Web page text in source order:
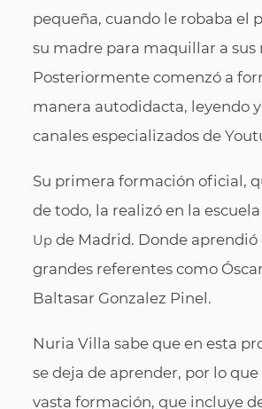
pequeña, cuando le robaba el
su madre para maquillar a sus
Posteriormente comenzó a
manera autodidacta, leyendo
canales especializados de
Su primera formación oficial,
de todo, la realizó en la escuela
Up de Madrid. Donde aprendió
grandes referentes como
Baltasar Gonzalez Pinel.
Nuria Villa sabe que en esta
se deja de aprender, por lo
vasta formación, que incluye